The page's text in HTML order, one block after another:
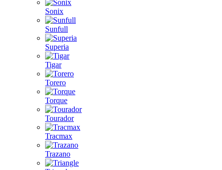
Sonix
Sunfull
Superia
Tigar
Torero
Torque
Tourador
Tracmax
Trazano